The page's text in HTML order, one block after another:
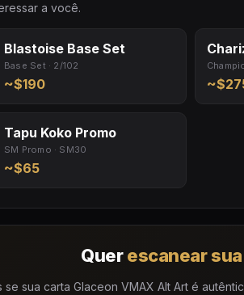
a você.
Blastoise Base Set
Base Set · 2/102
~$190
Tapu Koko Promo
SM Promo · SM30
~$65
Querescanear
sua carta Glaceon VMAX Alt Art é